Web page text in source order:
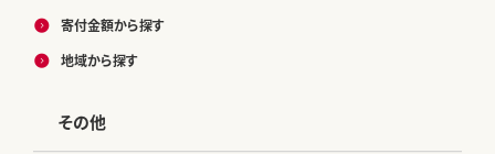
寄付金額から探す
地域から探す
その他